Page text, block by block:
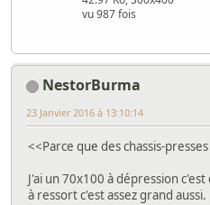
vu 987 fois
NestorBurma
23 Janvier 2016 à 13:10:14
<<Parce que des chassis-
J'ai un 70x100 à dépression
à ressort c'est assez grand aussi.